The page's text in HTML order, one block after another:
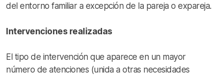
del entorno familiar a excepción de la pareja o expareja.
Intervenciones realizadas
El tipo de intervención que aparece en un mayor
número de atenciones (unida a otras necesidades